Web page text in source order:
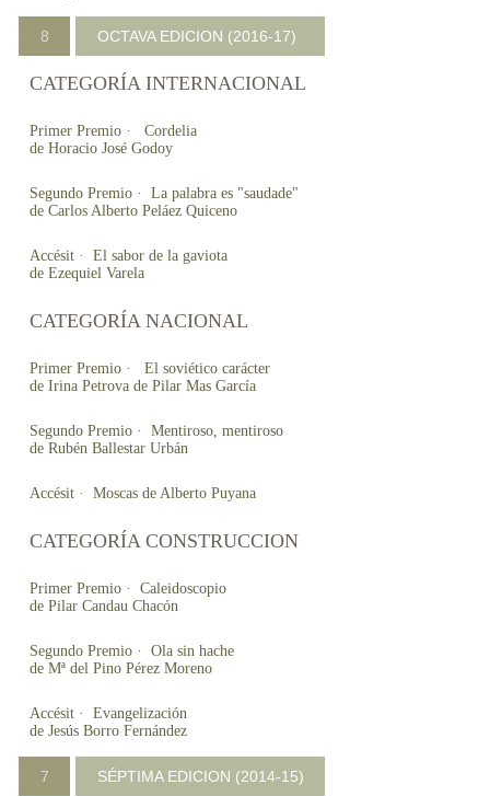
8 OCTAVA EDICION (2016-17)
CATEGORÍA INTERNACIONAL
Primer Premio · Cordelia
de Horacio José Godoy
Segundo Premio · La palabra es "saudade"
de Carlos Alberto Peláez Quiceno
Accésit · El sabor de la gaviota
de Ezequiel Varela
CATEGORÍA NACIONAL
Primer Premio · El soviético carácter
de Irina Petrova de Pilar Mas García
Segundo Premio · Mentiroso, mentiroso
de Rubén Ballestar Urbán
Accésit · Moscas de Alberto Puyana
CATEGORÍA CONSTRUCCION
Primer Premio · Caleidoscopio
de Pilar Candau Chacón
Segundo Premio · Ola sin hache
de Mª del Pino Pérez Moreno
Accésit · Evangelización
de Jesús Borro Fernández
7 SÉPTIMA EDICION (2014-15)